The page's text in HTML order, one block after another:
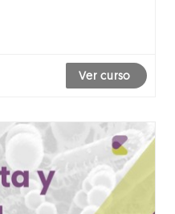
Ver curso